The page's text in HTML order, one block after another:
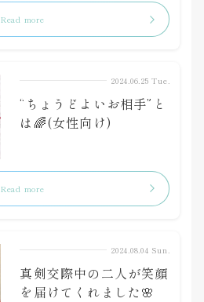
Read more
2024.06.25 Tue.
“ちょうどよいお相手”と
は🌈(女性向け)
Read more
2024.08.04 Sun.
真剣交際中の二人が笑顔
を届けてくれました🌸